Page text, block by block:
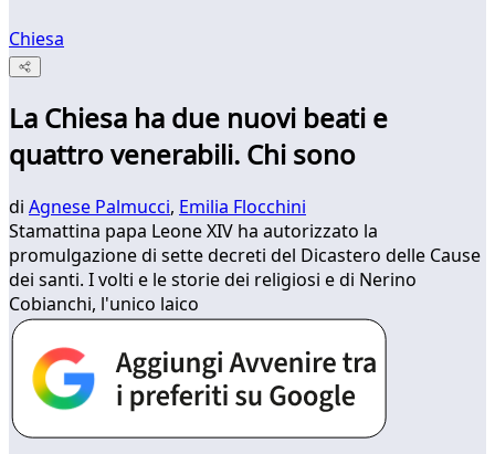
Chiesa
La Chiesa ha due nuovi beati e
quattro venerabili. Chi sono
di Agnese Palmucci, Emilia Flocchini
Stamattina papa Leone XIV ha autorizzato la
promulgazione di sette decreti del Dicastero delle Cause
dei santi. I volti e le storie dei religiosi e di Nerino
Cobianchi, l'unico laico